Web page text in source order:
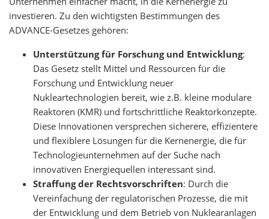
investieren. Zu den wichtigsten Bestimmungen des
ADVANCE-Gesetzes gehören:
Unterstützung für Forschung und Entwicklung:
Das Gesetz stellt Mittel und Ressourcen für die
Forschung und Entwicklung neuer
Nukleartechnologien bereit, wie z.B. kleine modulare
Reaktoren (KMR) und fortschrittliche Reaktorkonzepte.
Diese Innovationen versprechen sicherere, effizientere
und flexiblere Lösungen für die Kernenergie, die für
Technologieunternehmen auf der Suche nach
innovativen Energiequellen interessant sind.
Straffung der Rechtsvorschriften: Durch die
Vereinfachung der regulatorischen Prozesse, die mit
der Entwicklung und dem Betrieb von Nuklearanlagen